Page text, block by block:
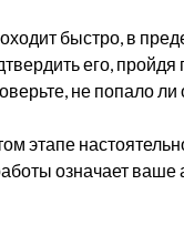
быстро, в
его,
не попало ли
этапе
означает ваше